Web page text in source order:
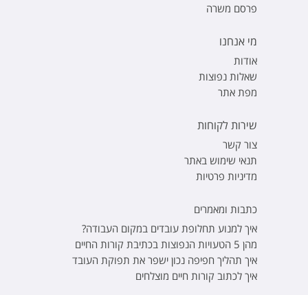
פרסם משרה
מי אנחנו
אודות
שאלות נפוצות
מפת אתר
שירות לקוחות
צור קשר
תנאי שימוש באתר
מדיניות פרטיות
כתבות ומאמרים
איך למנוע תחלופת עובדים במקום העבודה?
מהן 5 הטעויות הנפוצות בכתיבת קורות החיים
איך תהליך חפיפה נכון ישפר את תפוקת העובד
איך לכתוב קורות חיים מוצלחים